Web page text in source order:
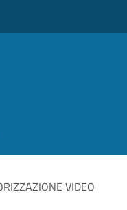
VIDEO